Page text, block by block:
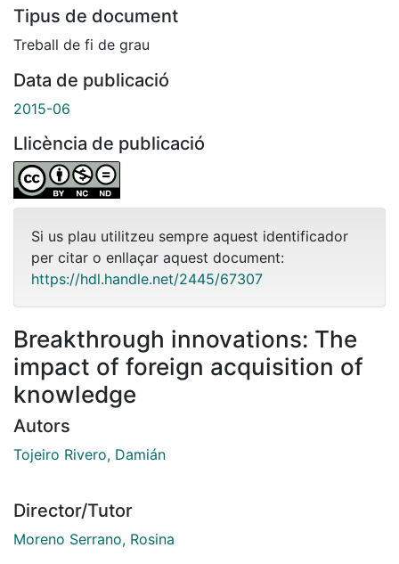
Tipus de document
Treball de fi de grau
Data de publicació
2015-06
Llicència de publicació
Si us plau utilitzeu sempre aquest identificador
per citar o enllaçar aquest document:
https://hdl.handle.net/2445/67307
Breakthrough innovations: The
impact of foreign acquisition of
knowledge
Autors
Tojeiro Rivero, Damián
Director/Tutor
Moreno Serrano, Rosina